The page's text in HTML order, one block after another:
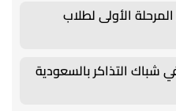
الأولى لطلاب
شباك التذاكر بالسعودية